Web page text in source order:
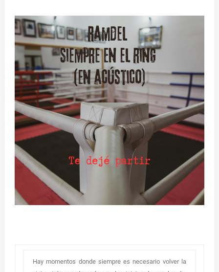
Hay momentos donde siempre es necesario volver la